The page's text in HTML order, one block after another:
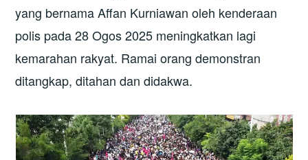
yang bernama Affan Kurniawan oleh kenderaan
polis pada 28 Ogos 2025 meningkatkan lagi
kemarahan rakyat. Ramai orang demonstran
ditangkap, ditahan dan didakwa.